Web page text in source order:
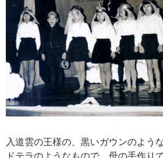
入道雲の王様の、黒いガウンのよう
ドテラのようなもので、母の手作り